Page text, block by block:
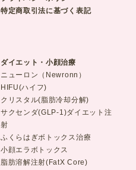
特定商取引法に基づく表記
ダイエット・小顔治療
ニューロン（Newronn）
HIFU(ハイフ)
クリスタル(脂肪冷却分解)
サクセンダ(GLP-1)ダイエット注
射
ふくらはぎボトックス治療
小顔エラボトックス
脂肪溶解注射(FatX Core)